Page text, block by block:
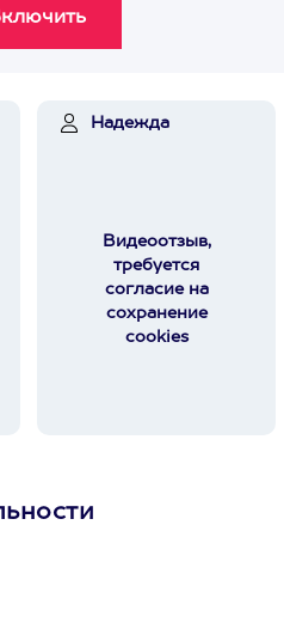
Надежда
Видеоотзыв,
требуется
согласие на
сохранение
cookies